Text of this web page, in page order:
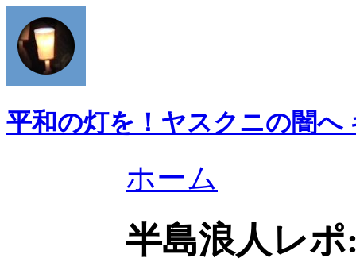
平和の灯を！ヤスクニの闇へ
ホーム
半島浪人レ